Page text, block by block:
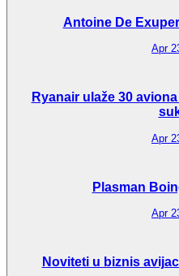
Antoine De
Apr
Ryanair ulaže 30
Apr
Plasman
Apr
Noviteti u biznis